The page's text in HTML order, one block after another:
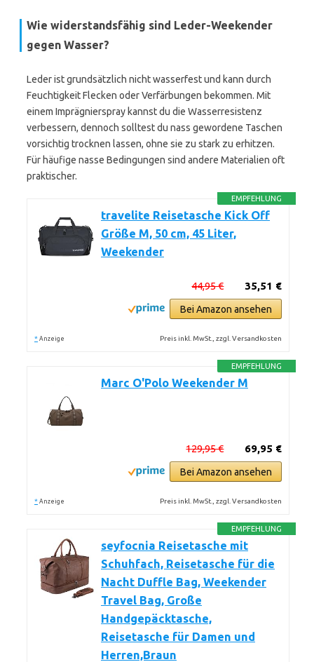
Wie widerstandsfähig sind Leder-Weekender
gegen Wasser?
Leder ist grundsätzlich nicht wasserfest und kann durch
Feuchtigkeit Flecken oder Verfärbungen bekommen. Mit
einem Imprägnierspray kannst du die Wasserresistenz
verbessern, dennoch solltest du nass gewordene Taschen
vorsichtig trocknen lassen, ohne sie zu stark zu erhitzen.
Für häufige nasse Bedingungen sind andere Materialien oft
praktischer.
EMPFEHLUNG
travelite Reisetasche Kick Off
Größe M, 50 cm, 45 Liter,
Weekender
35,51 €
44,95 €
Bei Amazon ansehen
* Anzeige Preis inkl. MwSt., zzgl. Versandkosten
EMPFEHLUNG
Marc O'Polo Weekender M
69,95 €
129,95 €
Bei Amazon ansehen
* Anzeige Preis inkl. MwSt., zzgl. Versandkosten
EMPFEHLUNG
seyfocnia Reisetasche mit
Schuhfach, Reisetasche für die
Nacht Duffle Bag, Weekender
Travel Bag, Große
Handgepäcktasche,
Reisetasche für Damen und
Herren,Braun